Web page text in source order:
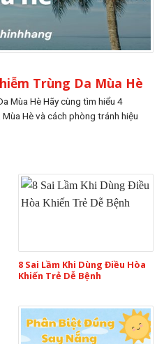
Trùng Da Mùa Hè
Mùa Hè Hãy cùng tìm hiểu 4
Hè và cách phòng tránh hiệu
8 Sai Lầm Khi Dùng Điều Hòa
Khiến Trẻ Dễ Bệnh